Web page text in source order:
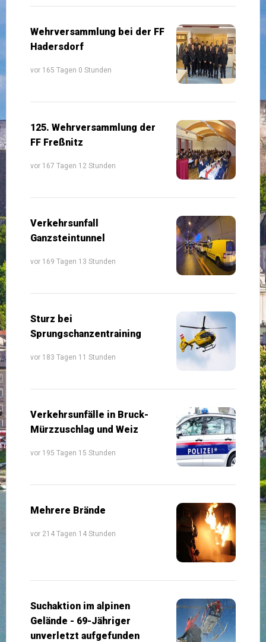
Wehrversammlung bei der FF
Hadersdorf
vor 165 Tagen 0 Stunden
125. Wehrversammlung der
FF Freßnitz
vor 167 Tagen 12 Stunden
Verkehrsunfall
Ganzsteintunnel
vor 169 Tagen 13 Stunden
Sturz bei
Sprungschanzentraining
vor 183 Tagen 11 Stunden
Verkehrsunfälle in Bruck-
Mürzzuschlag und Weiz
vor 195 Tagen 15 Stunden
Mehrere Brände
vor 214 Tagen 14 Stunden
Suchaktion im alpinen
Gelände - 69-Jähriger
unverletzt aufgefunden